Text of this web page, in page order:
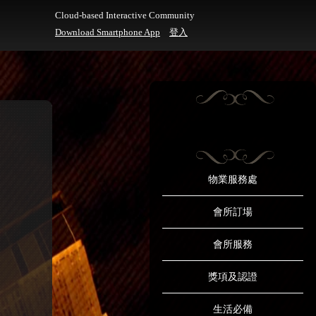
Cloud-based Interactive Community
Download Smartphone App
登入
物業服務處
會所訂場
會所服務
獎項及認證
生活必備